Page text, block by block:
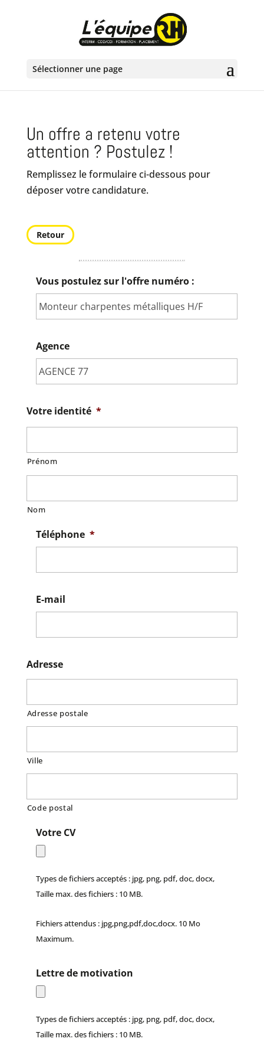
Sélectionner une page
Un offre a retenu votre
attention ? Postulez !
Remplissez le formulaire ci-dessous pour
déposer votre candidature.
Retour
Vous postulez sur l'offre numéro :
Agence
Votre identité *
Prénom
Nom
Téléphone *
E-mail
Adresse
Adresse postale
Ville
Code postal
Votre CV
Types de fichiers acceptés : jpg, png, pdf, doc, docx,
Taille max. des fichiers : 10 MB.
Fichiers attendus : jpg,png,pdf,doc,docx. 10 Mo
Maximum.
Lettre de motivation
Types de fichiers acceptés : jpg, png, pdf, doc, docx,
Taille max. des fichiers : 10 MB.